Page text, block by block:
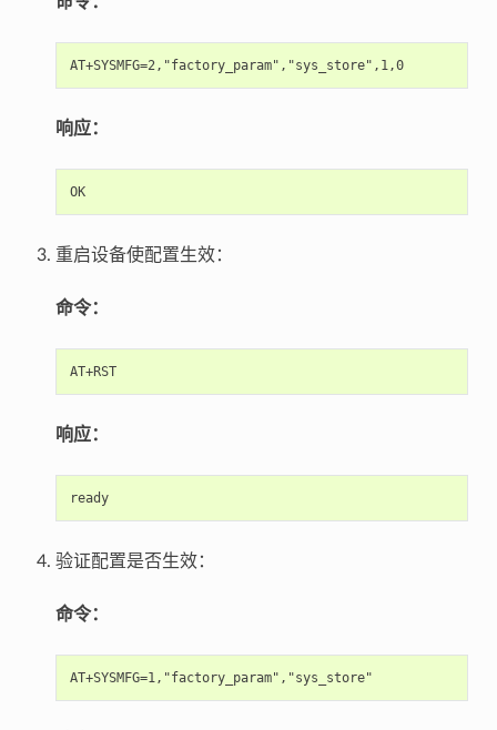
AT+SYSMFG=2,"factory_param","sys_store",1,0
响应：
OK
重启设备使配置生效：
命令：
AT+RST
响应：
ready
验证配置是否生效：
命令：